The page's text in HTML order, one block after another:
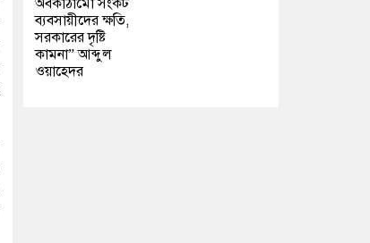
অবকাঠামো সংকট
ব্যবসায়ীদের ক্ষতি,
সরকারের দৃষ্টি
কামনা” আব্দুল
ওয়াহেদর